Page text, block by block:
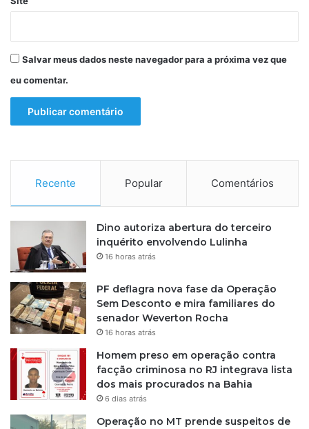
d
j
o
e
m
e
P
Salvar meus dados neste navegador para a próxima vez que
eu comentar.
Recente Popular Comentários
Dino autoriza abertura do terceiro
inquérito envolvendo Lulinha
16 horas atrás
PF deflagra nova fase da Operação
Sem Desconto e mira familiares do
senador Weverton Rocha
16 horas atrás
Homem preso em operação contra
facção criminosa no RJ integrava lista
dos mais procurados na Bahia
6 dias atrás
Operação no MT prende suspeitos de